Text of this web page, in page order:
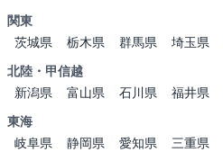
関東
茨城県
栃木県 群馬県 埼玉県
北陸・甲信越
新潟県
富山県 石川県 福井県
東海
岐阜県
静岡県 愛知県
三重県